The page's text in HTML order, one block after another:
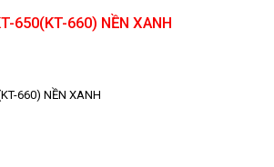
650(KT-660) NỀN XANH
660) NỀN XANH